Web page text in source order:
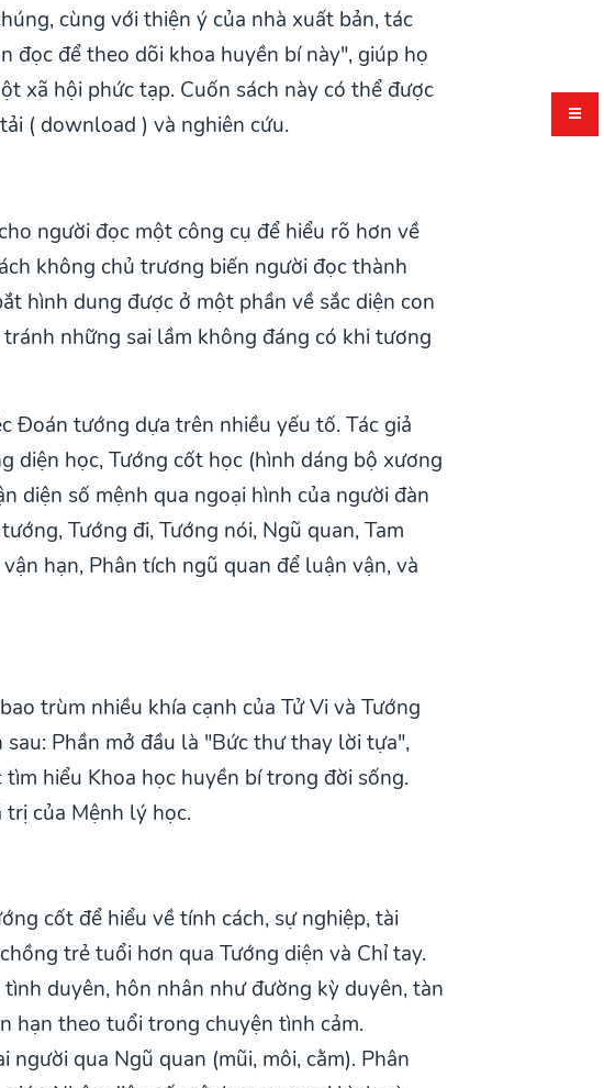
cùng với thiện ý của nhà xuất bản, tác
đọc để theo dõi khoa huyền bí này", giúp họ
xã hội phức tạp. Cuốn sách này có thể được
( download ) và nghiên cứu.
người đọc một công cụ để hiểu rõ hơn về
không chủ trương biến người đọc thành
hình dung được ở một phần về sắc diện con
những sai lầm không đáng có khi tương
Đoán tướng dựa trên nhiều yếu tố. Tác giả
diện học, Tướng cốt học (hình dáng bộ xương
diện số mệnh qua ngoại hình của người đàn
Tướng đi, Tướng nói, Ngũ quan, Tam
hạn, Phân tích ngũ quan để luận vận, và
trùm nhiều khía cạnh của Tử Vi và Tướng
Phần mở đầu là "Bức thư thay lời tựa",
hiểu Khoa học huyền bí trong đời sống.
của Mệnh lý học.
cốt để hiểu về tính cách, sự nghiệp, tài
trẻ tuổi hơn qua Tướng diện và Chỉ tay.
duyên, hôn nhân như đường kỳ duyên, tàn
hạn theo tuổi trong chuyện tình cảm.
qua Ngũ quan (mũi, môi, cằm). Phân